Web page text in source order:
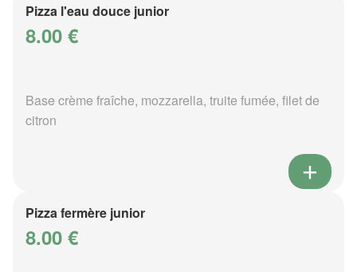
Pizza l'eau douce junior
8.00 €
Base crème fraîche, mozzarella, truite fumée, filet de
citron
Pizza fermère junior
8.00 €